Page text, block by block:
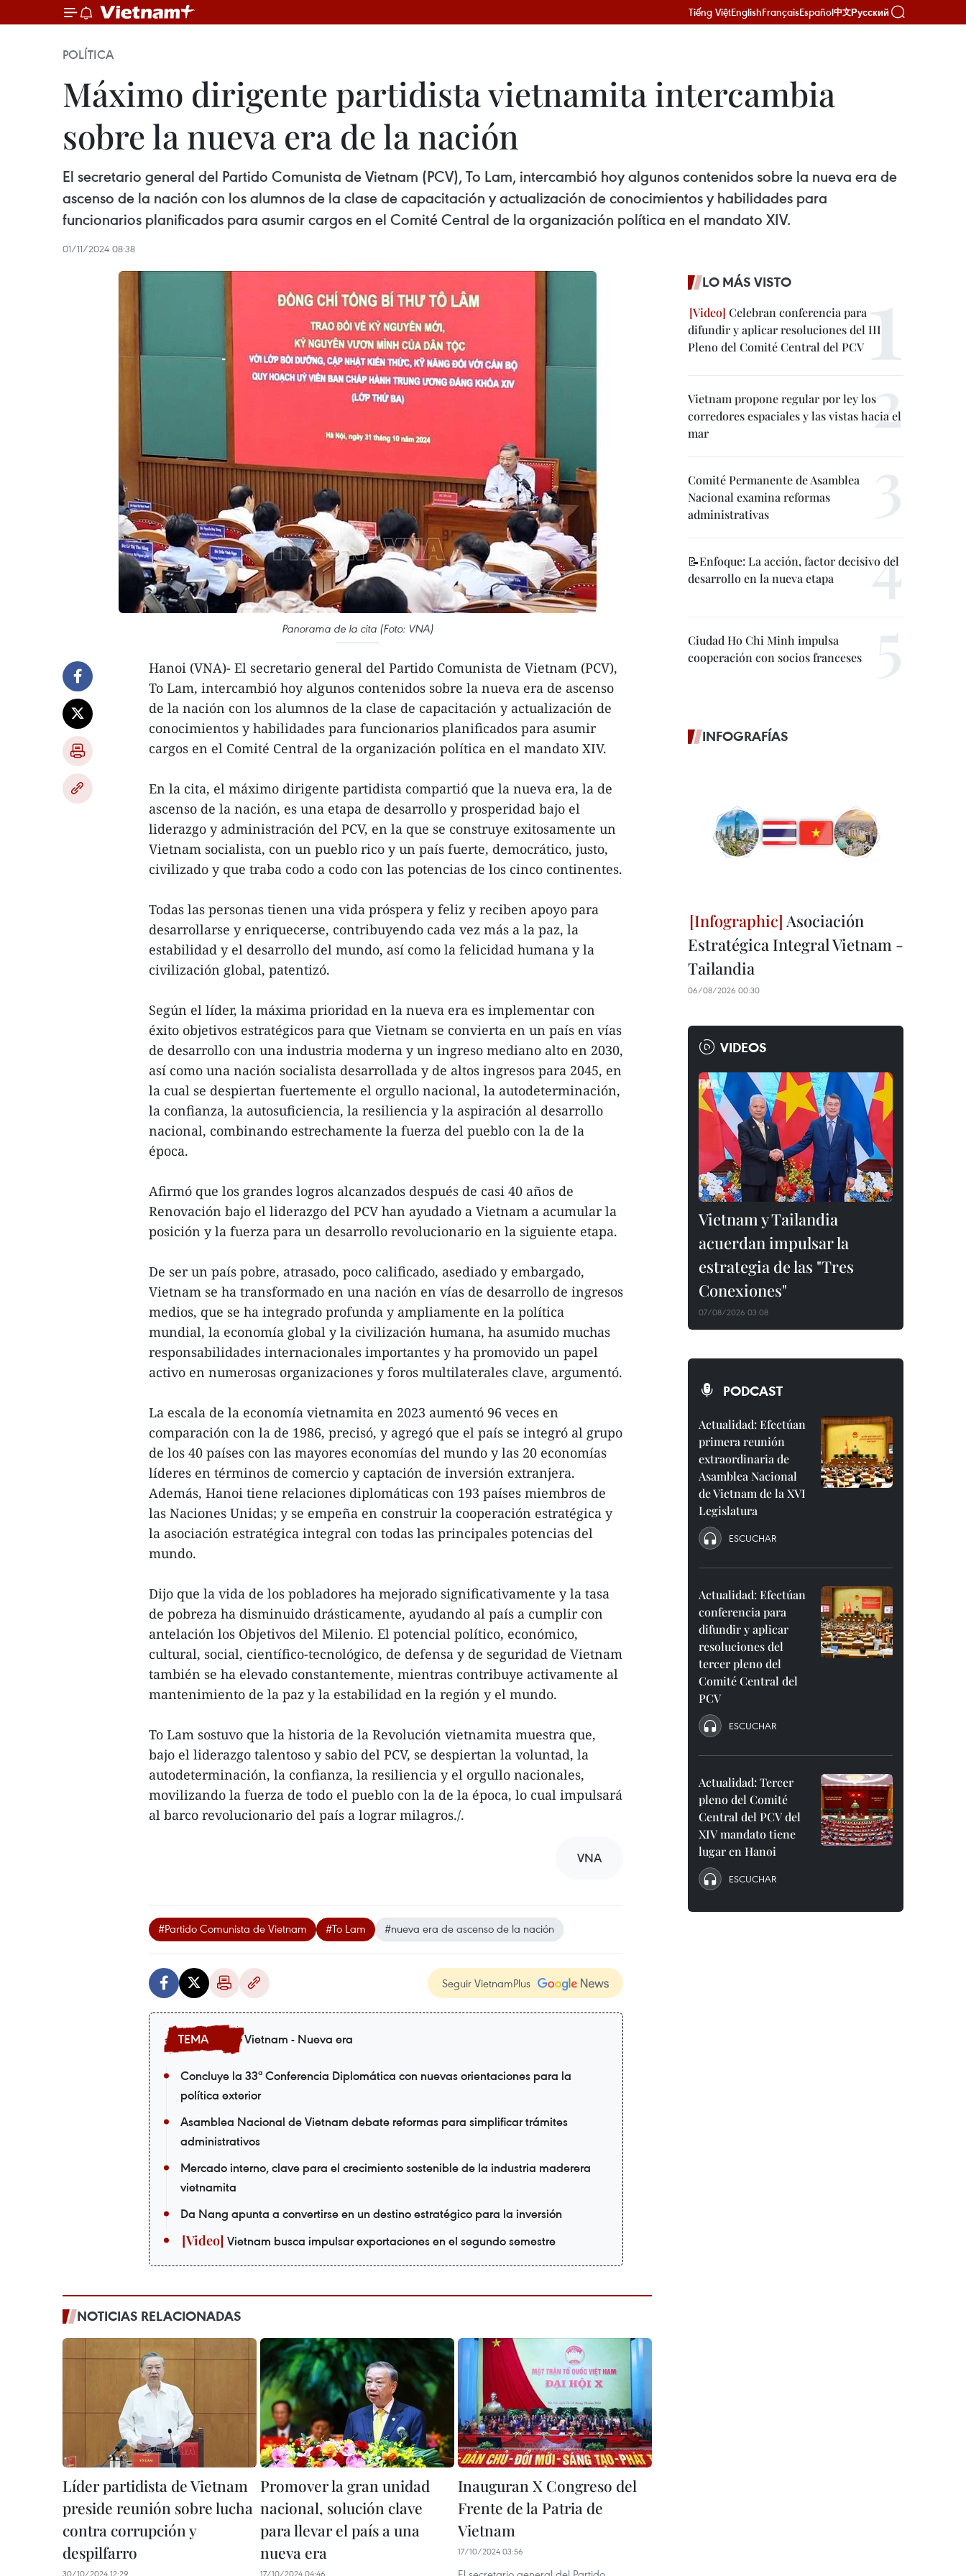
Tiếng ViệtEnglishFrançaisEspañol中文Русский
POLÍTICA
Máximo dirigente partidista vietnamita intercambia
sobre la nueva era de la nación
El secretario general del Partido Comunista de Vietnam (PCV), To Lam, intercambió hoy algunos contenidos sobre la nueva era de
ascenso de la nación con los alumnos de la clase de capacitación y actualización de conocimientos y habilidades para
funcionarios planificados para asumir cargos en el Comité Central de la organización política en el mandato XIV.
01/11/2024 08:38
Panorama de la cita (Foto: VNA)
Hanoi (VNA)- El secretario general del Partido Comunista de Vietnam (PCV),
To Lam, intercambió hoy algunos contenidos sobre la nueva era de ascenso
de la nación con los alumnos de la clase de capacitación y actualización de
conocimientos y habilidades para funcionarios planificados para asumir
cargos en el Comité Central de la organización política en el mandato XIV.
En la cita, el máximo dirigente partidista compartió que la nueva era, la de
ascenso de la nación, es una etapa de desarrollo y prosperidad bajo el
liderazgo y administración del PCV, en la que se construye exitosamente un
Vietnam socialista, con un pueblo rico y un país fuerte, democrático, justo,
civilizado y que traba codo a codo con las potencias de los cinco continentes.
Todas las personas tienen una vida próspera y feliz y reciben apoyo para
desarrollarse y enriquecerse, contribuyendo cada vez más a la paz, la
estabilidad y el desarrollo del mundo, así como la felicidad humana y la
civilización global, patentizó.
Según el líder, la máxima prioridad en la nueva era es implementar con
éxito objetivos estratégicos para que Vietnam se convierta en un país en vías
de desarrollo con una industria moderna y un ingreso mediano alto en 2030,
así como una nación socialista desarrollada y de altos ingresos para 2045, en
la cual se despiertan fuertemente el orgullo nacional, la autodeterminación,
la confianza, la autosuficiencia, la resiliencia y la aspiración al desarrollo
nacional, combinando estrechamente la fuerza del pueblo con la de la
época.
Afirmó que los grandes logros alcanzados después de casi 40 años de
Renovación bajo el liderazgo del PCV han ayudado a Vietnam a acumular la
posición y la fuerza para un desarrollo revolucionario en la siguiente etapa.
De ser un país pobre, atrasado, poco calificado, asediado y embargado,
Vietnam se ha transformado en una nación en vías de desarrollo de ingresos
medios, que se ha integrado profunda y ampliamente en la política
mundial, la economía global y la civilización humana, ha asumido muchas
responsabilidades internacionales importantes y ha promovido un papel
activo en numerosas organizaciones y foros multilaterales clave, argumentó.
La escala de la economía vietnamita en 2023 aumentó 96 veces en
comparación con la de 1986, precisó, y agregó que el país se integró al grupo
de los 40 países con las mayores economías del mundo y las 20 economías
líderes en términos de comercio y captación de inversión extranjera.
Además, Hanoi tiene relaciones diplomáticas con 193 países miembros de
las Naciones Unidas; y se empeña en construir la cooperación estratégica y
la asociación estratégica integral con todas las principales potencias del
mundo.
Dijo que la vida de los pobladores ha mejorado significativamente y la tasa
de pobreza ha disminuido drásticamente, ayudando al país a cumplir con
antelación los Objetivos del Milenio. El potencial político, económico,
cultural, social, científico-tecnológico, de defensa y de seguridad de Vietnam
también se ha elevado constantemente, mientras contribuye activamente al
mantenimiento de la paz y la estabilidad en la región y el mundo.
To Lam sostuvo que la historia de la Revolución vietnamita muestra que,
bajo el liderazgo talentoso y sabio del PCV, se despiertan la voluntad, la
autodeterminación, la confianza, la resiliencia y el orgullo nacionales,
movilizando la fuerza de todo el pueblo con la de la época, lo cual impulsará
al barco revolucionario del país a lograr milagros./.
VNA
#Partido Comunista de Vietnam #To Lam #nueva era de ascenso de la nación
Seguir VietnamPlus
Vietnam - Nueva era
Concluye la 33ª Conferencia Diplomática con nuevas orientaciones para la
política exterior
Asamblea Nacional de Vietnam debate reformas para simplificar trámites
administrativos
Mercado interno, clave para el crecimiento sostenible de la industria maderera
vietnamita
Da Nang apunta a convertirse en un destino estratégico para la inversión
Vietnam busca impulsar exportaciones en el segundo semestre
NOTICIAS RELACIONADAS
Líder partidista de Vietnam
preside reunión sobre lucha
contra corrupción y
despilfarro
30/10/2024 12:29
Promover la gran unidad
nacional, solución clave
para llevar el país a una
nueva era
17/10/2024 04:46
Inauguran X Congreso del
Frente de la Patria de
Vietnam
17/10/2024 03:56
LO MÁS VISTO
Celebran conferencia para
difundir y aplicar resoluciones del III
Pleno del Comité Central del PCV
Vietnam propone regular por ley los
corredores espaciales y las vistas hacia el
mar
Comité Permanente de Asamblea
Nacional examina reformas
administrativas
📝Enfoque: La acción, factor decisivo del
desarrollo en la nueva etapa
Ciudad Ho Chi Minh impulsa
cooperación con socios franceses
INFOGRAFÍAS
Asociación
Estratégica Integral Vietnam -
Tailandia
06/08/2026 00:30
VIDEOS
Vietnam y Tailandia
acuerdan impulsar la
estrategia de las "Tres
Conexiones"
07/08/2026 03:08
PODCAST
Actualidad: Efectúan
primera reunión
extraordinaria de
Asamblea Nacional
de Vietnam de la XVI
Legislatura
ESCUCHAR
Actualidad: Efectúan
conferencia para
difundir y aplicar
resoluciones del
tercer pleno del
Comité Central del
PCV
ESCUCHAR
Actualidad: Tercer
pleno del Comité
Central del PCV del
XIV mandato tiene
lugar en Hanoi
ESCUCHAR